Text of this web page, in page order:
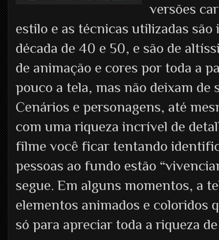
versões
estilo e as técnicas utilizadas
década de 40 e 50, e são de
de animação e cores por toda a
pouco a tela, mas não deixam
Cenários e personagens, até
com uma riqueza incrível de
filme você ficar tentando
pessoas ao fundo estão
segue. Em alguns momentos, a
elementos animados e coloridos
só para apreciar toda a riqueza